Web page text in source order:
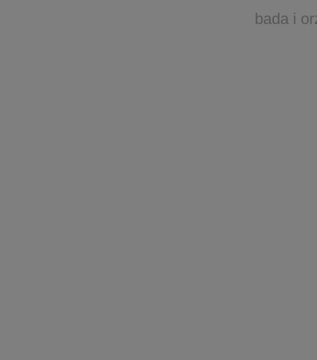
bada i